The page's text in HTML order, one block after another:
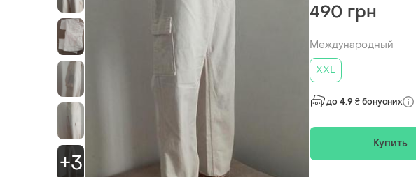
+3
490 грн
Международный
XXL
до 4.9 ₴ бонусних
Купить